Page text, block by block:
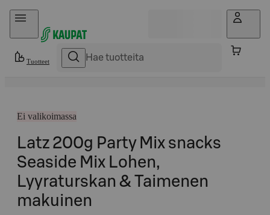
Hyppää sisältöön
Tuotteet
Ei valikoimassa
Latz 200g Party Mix snacks
Seaside Mix Lohen,
Lyyraturskan & Taimenen
makuinen